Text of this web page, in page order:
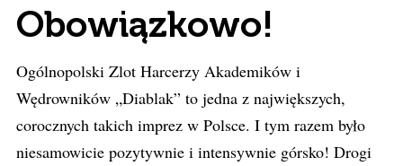
Obowiązkowo!
Ogólnopolski Zlot Harcerzy Akademików i
Wędrowników „Diablak” to jedna z największych,
corocznych takich imprez w Polsce. I tym razem było
niesamowicie pozytywnie i intensywnie górsko! Drogi